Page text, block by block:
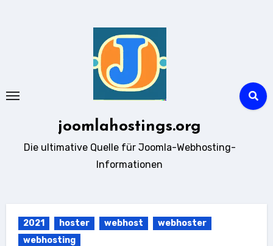
joomlahostings.org
Die ultimative Quelle für Joomla-Webhosting-
Informationen
2021 hoster webhost
webhoster
webhosting